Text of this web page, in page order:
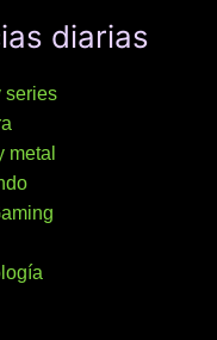
diarias
series
metal